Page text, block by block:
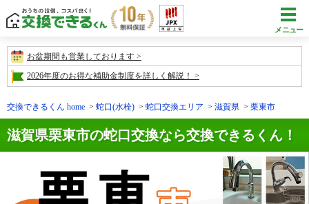
メニュー
お盆期間も営業しております
2026年度のお得な補助金制度を詳しく解説！
交換できるくん home 蛇口(水栓) 蛇口交換エリア 滋賀県 栗東市
滋賀県栗東市の蛇口交換なら交換できるくん！